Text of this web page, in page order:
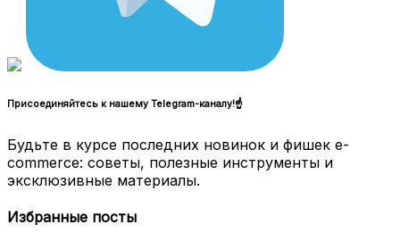
Присоединяйтесь к нашему Telegram-каналу!☝
Будьте в курсе последних новинок и фишек e-
commerce: советы, полезные инструменты и
эксклюзивные материалы.
Избранные посты